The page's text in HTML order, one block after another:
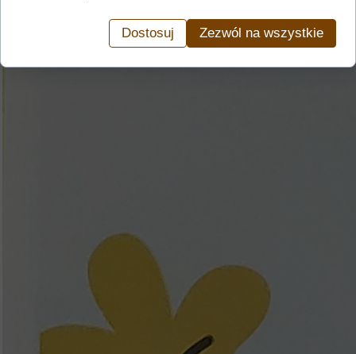
Dostosuj Zezwól na wszystkie